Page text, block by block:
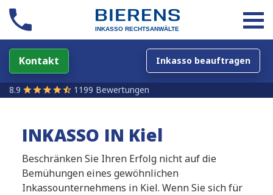
Kontakt Inkasso beauftragen
8.9 1199 Bewertungen
INKASSO IN Kiel
Beschränken Sie Ihren Erfolg nicht auf die
Bemühungen eines gewöhnlichen
Inkassounternehmens in Kiel. Wenn Sie sich für